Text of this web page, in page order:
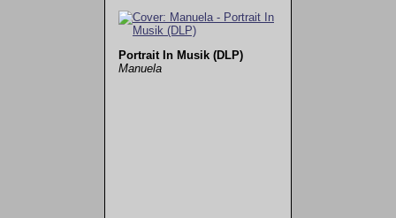
Portrait In Musik (DLP)
Manuela